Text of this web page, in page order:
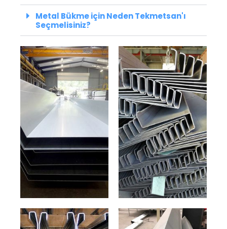
Metal Bükme için Neden Tekmetsan'ı
Seçmelisiniz?